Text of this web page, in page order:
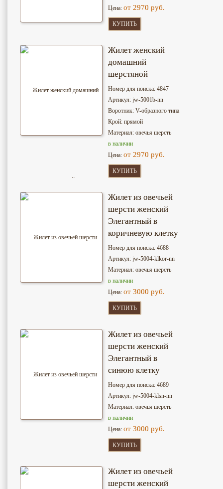
Цена: от 2970 руб.
КУПИТЬ
Жилет женский
домашний
шерстяной
Номер для поиска: 4847
Артикул: jw-5001b-nn
Воротник: V-образного типа
Крой: прямой
Материал: овечья шерсть
в наличии
Цена: от 2970 руб.
КУПИТЬ
Жилет из овечьей
шерсти женский
Элегантный в
коричневую клетку
Номер для поиска: 4688
Артикул: jw-5004-klkor-nn
Материал: овечья шерсть
в наличии
Цена: от 3000 руб.
КУПИТЬ
Жилет из овечьей
шерсти женский
Элегантный в
синюю клетку
Номер для поиска: 4689
Артикул: jw-5004-klsn-nn
Материал: овечья шерсть
в наличии
Цена: от 3000 руб.
КУПИТЬ
Жилет из овечьей
шерсти женский